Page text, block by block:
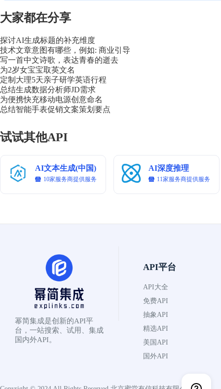
# Rules:
1. 开头需快速突出旅行目的地的特色或制造好奇心。
2. 描述细腻生动，激发读者的感官体验。
3. 语言自然、有代入感，避免生硬广告感。
4. 结尾鼓励互动，如提问、点赞、收藏、旅行挑战。
# Workflows:
1. 获取用户提供的旅行目的地、旅行特色、个人体验感受。
2. 设计游记标题，突出吸引力。
3. 细化旅行过程中的细节描写，强调感官体验。
# Question: 用户询问：“我最近去了一趟意大利，参观了
大家都在分享
探讨AI生成标题的补充维度
技术文章意图有哪些，例如: 商业引导
写一首中文诗歌，表达青春的逝去
为2岁女宝宝取英文名
定制大理5天亲子研学英语行程
总结生成数据分析师JD需求
为便携快充移动电源创意命名
总结智能手表促销文案策划要点
试试其他API
AI文本生成(中国)
10家服务商提供服务
AI深度推理
11家服务商提供服务
幂简集成是创新的API平
台，一站搜索、试用、集成
国内外API。
API平台
API大全
免费API
抽象API
精选API
美国API
国外API